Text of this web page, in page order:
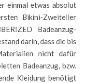
Bikini-Zweiteiler
Badeanzug-
darin, dass die bis
nicht dafür
Badeanzug, bzw.
Kleidung benötigt